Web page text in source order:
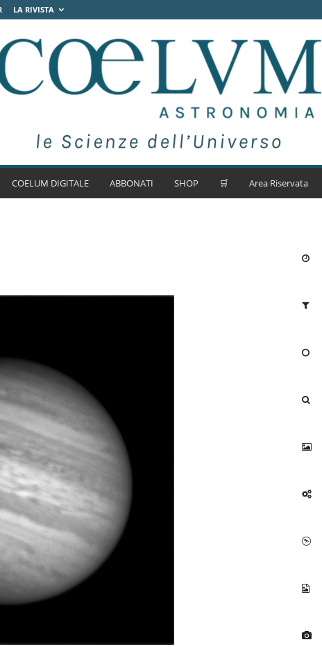
LA RIVISTA
COELUM DIGITALE ABBONATI SHOP 🛒 Area Riservata